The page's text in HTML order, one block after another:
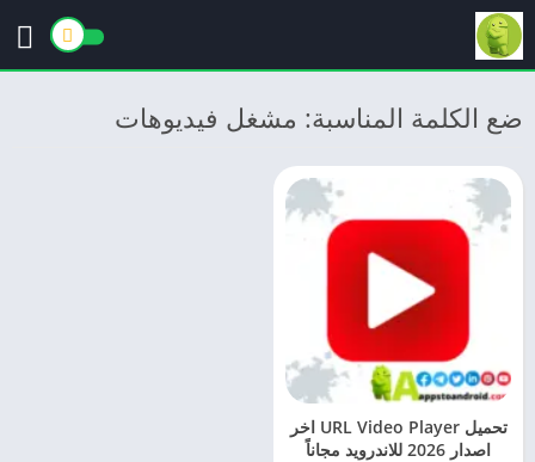
ضع الكلمة المناسبة: مشغل فيديوهات
تحميل URL Video Player اخر
اصدار 2026 للاندرويد مجاناً